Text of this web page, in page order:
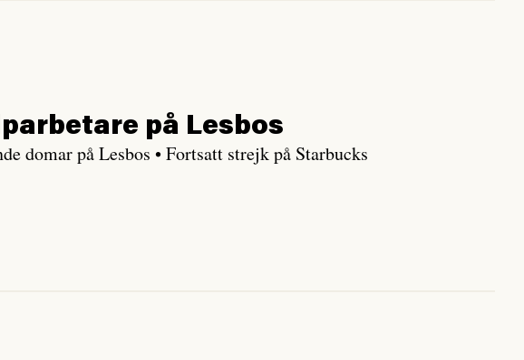
på Lesbos
domar på Lesbos • Fortsatt strejk på Starbucks